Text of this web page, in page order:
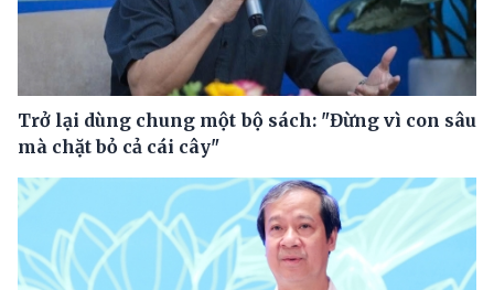
Trở lại dùng chung một bộ sách: "Đừng vì con sâu
mà chặt bỏ cả cái cây"